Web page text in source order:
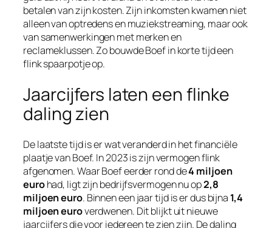
betalen van zijn kosten. Zijn inkomsten kwamen niet
alleen van optredens en muziekstreaming, maar ook
van samenwerkingen met merken en
reclameklussen. Zo bouwde Boef in korte tijd een
flink spaarpotje op.
Jaarcijfers laten een flinke
daling zien
De laatste tijd is er wat veranderd in het financiële
plaatje van Boef. In 2023 is zijn vermogen flink
afgenomen. Waar Boef eerder rond de4 miljoen
eurohad, ligt zijn bedrijfsvermogen nu op2,8
miljoen euro. Binnen een jaar tijd is er dus bijna 1,4
miljoen euroverdwenen. Dit blijkt uit nieuwe
jaarcijfers die voor iedereen te zien zijn. De daling